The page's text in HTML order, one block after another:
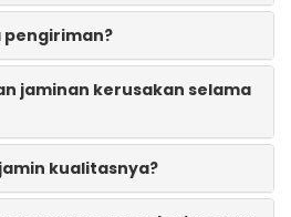
pengiriman?
jaminan kerusakan selama
kualitasnya?